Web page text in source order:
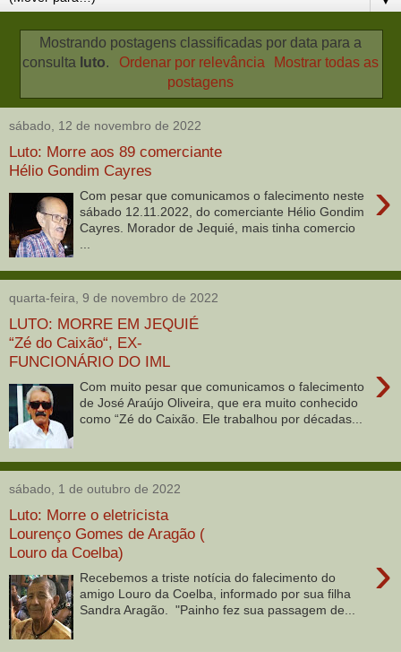
Mostrando postagens classificadas por data para a
consulta luto. Ordenar por relevância
Mostrar todas as
postagens
sábado, 12 de novembro de 2022
Luto: Morre aos 89 comerciante
Hélio Gondim Cayres
›
Com pesar que comunicamos o falecimento neste
sábado 12.11.2022, do comerciante Hélio Gondim
Cayres. Morador de Jequié, mais tinha comercio
...
quarta-feira, 9 de novembro de 2022
LUTO: MORRE EM JEQUIÉ
“Zé do Caixão“, EX-
FUNCIONÁRIO DO IML
›
Com muito pesar que comunicamos o falecimento
de José Araújo Oliveira, que era muito conhecido
como “Zé do Caixão. Ele trabalhou por décadas...
sábado, 1 de outubro de 2022
Luto: Morre o eletricista
Lourenço Gomes de Aragão (
Louro da Coelba)
›
Recebemos a triste notícia do falecimento do
amigo Louro da Coelba, informado por sua filha
Sandra Aragão. "Painho fez sua passagem de...